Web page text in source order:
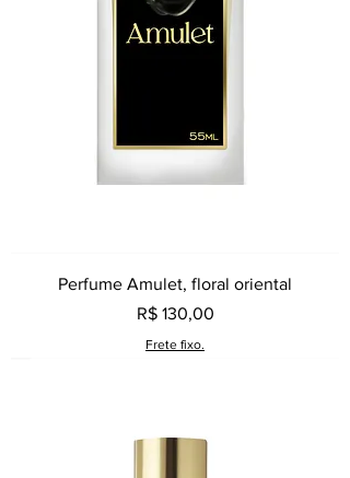
Perfume Amulet, floral oriental
Preço
R$ 130,00
Frete fixo.